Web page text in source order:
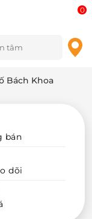
0
Bách Khoa
bán
dõi